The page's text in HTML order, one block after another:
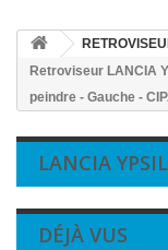
Retroviseur LANCIA
peindre - Gauche -
LANCIA
DÉJÀ VUS